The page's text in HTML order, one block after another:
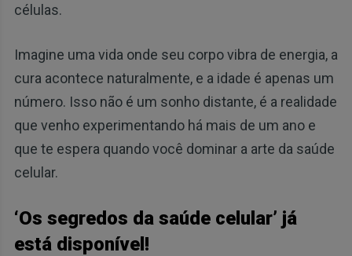
células.
Imagine uma vida onde seu corpo vibra de energia, a
cura acontece naturalmente, e a idade é apenas um
número. Isso não é um sonho distante, é a realidade
que venho experimentando há mais de um ano e
que te espera quando você dominar a arte da saúde
celular.
‘Os segredos da saúde celular’ já
está disponível!